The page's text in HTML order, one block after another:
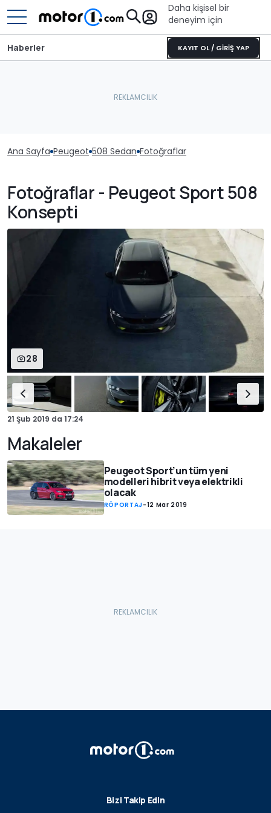
Daha kişisel bir
deneyim için
KAYIT OL / GİRİŞ YAP
Haberler
Ana Sayfa Peugeot 508 Sedan Fotoğraflar
Fotoğraflar - Peugeot Sport 508
Konsepti
28
21 Şub 2019 da 17:24
Makaleler
Peugeot Sport’un tüm yeni
modelleri hibrit veya elektrikli
olacak
RÖPORTAJ-12 Mar 2019
Bizi Takip Edin